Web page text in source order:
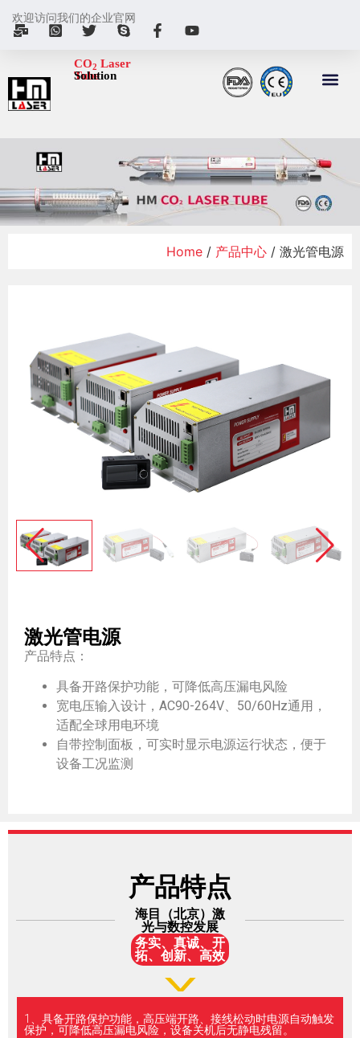
欢迎访问我们的企业官网
CO2 Laser
Tube
Solution
Home / 产品中心 / 激光管电源
激光管电源
产品特点：
具备开路保护功能，可降低高压漏电风险
宽电压输入设计，AC90-264V、50/60Hz通用，
适配全球用电环境
自带控制面板，可实时显示电源运行状态，便于
设备工况监测
产品特点
海目（北京）激
光与数控发展
务实、真诚、开
拓、创新、高效
1、具备开路保护功能，高压端开路、接线松动时电源自动触发
保护，可降低高压漏电风险，设备关机后无静电残留。